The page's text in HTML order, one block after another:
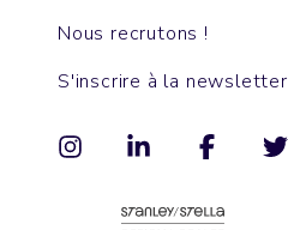
Nous recrutons !
S'inscrire à la newsletter